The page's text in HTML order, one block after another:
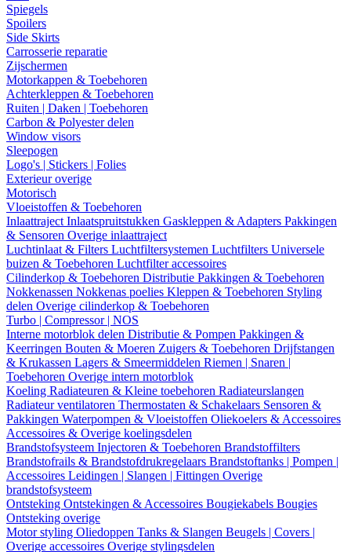
Spiegels
Spoilers
Side Skirts
Carrosserie reparatie
Zijschermen
Motorkappen & Toebehoren
Achterkleppen & Toebehoren
Ruiten | Daken | Toebehoren
Carbon & Polyester delen
Window visors
Sleepogen
Logo's | Stickers | Folies
Exterieur overige
Motorisch
Vloeistoffen & Toebehoren
Inlaattraject Inlaatspruitstukken Gaskleppen & Adapters Pakkingen
& Sensoren Overige inlaattraject
Luchtinlaat & Filters Luchtfiltersystemen Luchtfilters Universele
buizen & Toebehoren Luchtfilter accessoires
Cilinderkop & Toebehoren Distributie Pakkingen & Toebehoren
Nokkenassen Nokkenas poelies Kleppen & Toebehoren Styling
delen Overige cilinderkop & Toebehoren
Turbo | Compressor | NOS
Interne motorblok delen Distributie & Pompen Pakkingen &
Keerringen Bouten & Moeren Zuigers & Toebehoren Drijfstangen
& Krukassen Lagers & Smeermiddelen Riemen | Snaren |
Toebehoren Overige intern motorblok
Koeling Radiateuren & Kleine toebehoren Radiateurslangen
Radiateur ventilatoren Thermostaten & Schakelaars Sensoren &
Pakkingen Waterpompen & Vloeistoffen Oliekoelers & Accessoires
Accessoires & Overige koelingsdelen
Brandstofsysteem Injectoren & Toebehoren Brandstoffilters
Brandstofrails & Brandstofdrukregelaars Brandstoftanks | Pompen |
Accessoires Leidingen | Slangen | Fittingen Overige
brandstofsysteem
Ontsteking Ontstekingen & Accessoires Bougiekabels Bougies
Ontsteking overige
Motor styling Oliedoppen Tanks & Slangen Beugels | Covers |
Overige accessoires Overige stylingsdelen